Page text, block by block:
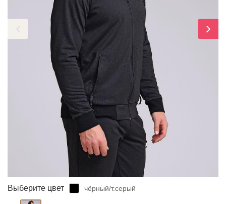
Выберите цвет чёрный/т.серый